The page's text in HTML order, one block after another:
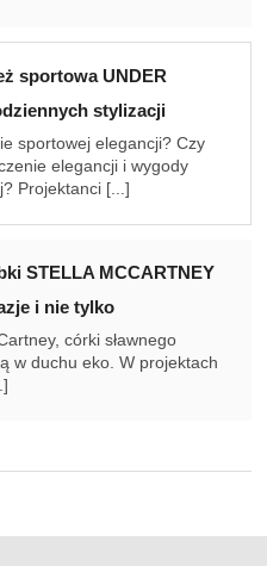
sportowa UNDER
stylizacji
sportowej elegancji? Czy
elegancji i wygody
Projektanci [...]
STELLA MCCARTNEY
i nie tylko
córki sławnego
w duchu eko. W projektach